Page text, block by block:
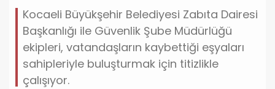
Kocaeli Büyükşehir Belediyesi Zabıta Dairesi
Başkanlığı ile Güvenlik Şube Müdürlüğü
ekipleri, vatandaşların kaybettiği eşyaları
sahipleriyle buluşturmak için titizlikle
çalışıyor.